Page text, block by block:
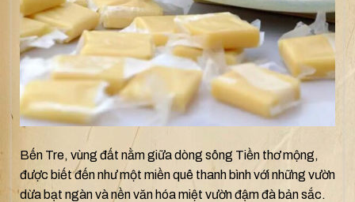
Bến Tre, vùng đất nằm giữa dòng sông Tiền thơ mộng,
được biết đến như một miền quê thanh bình với những vườn
dừa bạt ngàn và nền văn hóa miệt vườn đậm đà bản sắc.